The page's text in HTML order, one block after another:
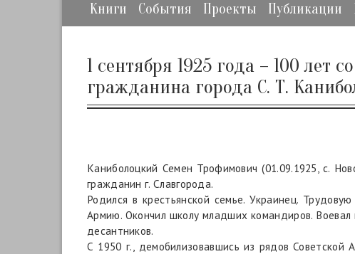
Книги События Проекты Публикации
1 сентября 1925 года – 100 лет
гражданина города С. Т.
Каниболоцкий Семен Трофимович (01.09.1925, с.
гражданин г. Славгорода.
Родился в крестьянской семье. Украинец.
Армию. Окончил школу младших командиров. Воевал
десантников.
С 1950 г., демобилизовавшись из рядов Советской